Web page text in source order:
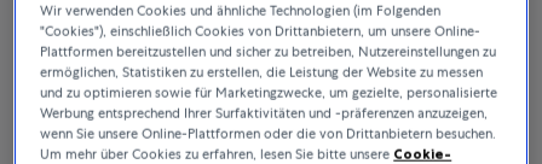
Wir verwenden Cookies und ähnliche Technologien (im Folgenden
"Cookies"), einschließlich Cookies von Drittanbietern, um unsere Online-
Plattformen bereitzustellen und sicher zu betreiben, Nutzereinstellungen zu
ermöglichen, Statistiken zu erstellen, die Leistung der Website zu messen
und zu optimieren sowie für Marketingzwecke, um gezielte, personalisierte
Werbung entsprechend Ihrer Surfaktivitäten und -präferenzen anzuzeigen,
wenn Sie unsere Online-Plattformen oder die von Drittanbietern besuchen.
Um mehr über Cookies zu erfahren, lesen Sie bitte unsere Cookie-